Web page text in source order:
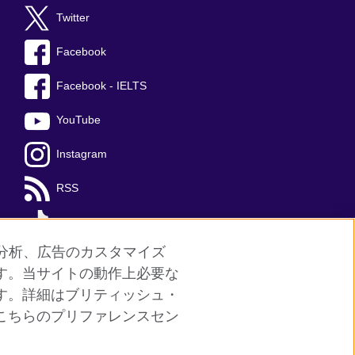
Twitter
Facebook
Facebook - IELTS
YouTube
Instagram
RSS
TikTok
サイトマップ
析、広告のカスタマイズ
。当サイトの動作上必要な
詳細はブリティッシュ・
ちらのプリファレンスセン